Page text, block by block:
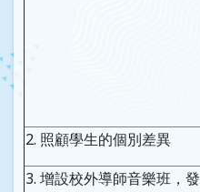
2. 照顧學生的個別差異
3. 增設校外導師音樂班，發